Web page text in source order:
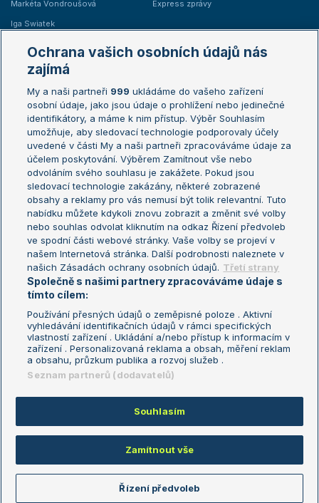
Markéta Vondroušová
Iga Swiatek
Express zprávy
Žebříčky
Žebříček ATP (muži)
Žebříček WTA (ženy)
Sázkařský žebříček
Australian Open
French Open
Wimbledon
US Open
Turnaj mistrů
Turnaj mistryň
Aktualní trendy
Fotbalové přestupy
Livesport Daily
LS Prague Open
Podmínky užití
Nastavení soukromí
GDPR a žurnalistika
Reklama
Kontakt
Informace o zpracování osobních
údajů
Copyright © 2008-2026 TenisPortal.cz. Využíváme zpravodajství ČTK.
Ochrana vašich osobních údajů nás
zajímá
My a naši partneři 999 ukládáme do vašeho zařízení
osobní údaje, jako jsou údaje o prohlížení nebo jedinečné
identifikátory, a máme k nim přístup. Výběr Souhlasím
umožňuje, aby sledovací technologie podporovaly účely
uvedené v části My a naši partneři zpracováváme údaje za
účelem poskytování. Výběrem Zamítnout vše nebo
odvoláním svého souhlasu je zakážete. Pokud jsou
sledovací technologie zakázány, některé zobrazené
obsahy a reklamy pro vás nemusí být tolik relevantní. Tuto
nabídku můžete kdykoli znovu zobrazit a změnit své volby
nebo souhlas odvolat kliknutím na odkaz Řízení předvoleb
ve spodní části webové stránky. Vaše volby se projeví v
našem Internetová stránka. Další podrobnosti naleznete v
našich Zásadách ochrany osobních údajů. Třetí strany
Společně s našimi partnery zpracováváme údaje s
tímto cílem:
Používání přesných údajů o zeměpisné poloze . Aktivní
vyhledávání identifikačních údajů v rámci specifických
vlastností zařízení . Ukládání a/nebo přístup k informacím v
zařízení . Personalizovaná reklama a obsah, měření reklam
a obsahu, průzkum publika a rozvoj služeb .
Seznam partnerů (dodavatelů)
Souhlasím
Zamítnout vše
Řízení předvoleb